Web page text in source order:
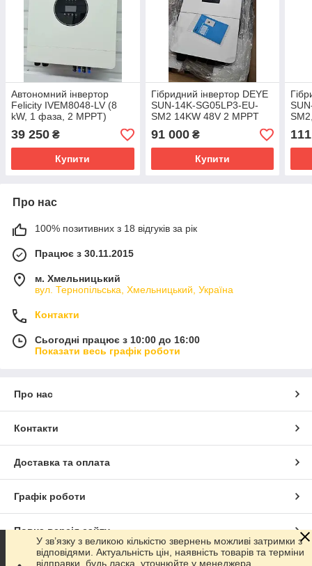
Автономний інвертор
Felicity IVEM8048-LV (8
kW, 1 фаза, 2 MPPT)
39 250 ₴
Купити
Гібридний інвертор DEYE
SUN-14K-SG05LP3-EU-
SM2 14KW 48V 2 MPPT
Wi-Fi 220/380V Трифазний
91 000₴
Купити
Wi-
Про нас
100% позитивних з 18 відгуків за рік
Працює з 30.11.2015
м. Хмельницький
вул. Тернопільська, Хмельницький, Україна
Контакти
Сьогодні працює з 10:00 до 16:00
Показати весь графік роботи
Про нас
Контакти
Доставка та оплата
Графік роботи
Повна версія сайту
У зв’язку з великою кількістю звернень можливі затримки з
відповідями. Актуальність цін, наявність товарів та терміни
відправки, будь ласка, уточнюйте у менеджера.